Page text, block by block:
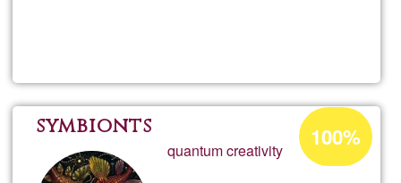
de
symbionts
quantum creativity
Acceptance
percentage
100%